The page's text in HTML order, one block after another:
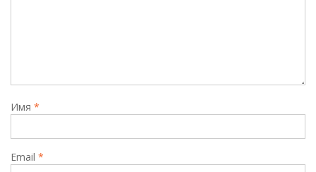
Имя *
Email *